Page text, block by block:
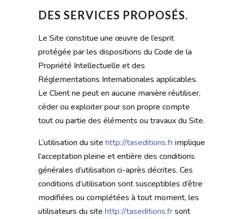
DES SERVICES PROPOSÉS.
Le Site constitue une œuvre de l’esprit
protégée par les dispositions du Code de la
Propriété Intellectuelle et des
Réglementations Internationales applicables.
Le Client ne peut en aucune manière réutiliser,
céder ou exploiter pour son propre compte
tout ou partie des éléments ou travaux du Site.
L’utilisation du site http://taseditions.frimplique
l’acceptation pleine et entière des conditions
générales d’utilisation ci-après décrites. Ces
conditions d’utilisation sont susceptibles d’être
modifiées ou complétées à tout moment, les
utilisateurs du site http://taseditions.frsont